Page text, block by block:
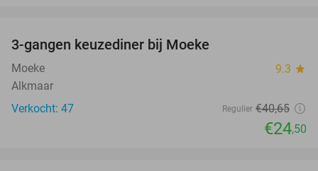
3-gangen keuzediner bij Moeke
Moeke 9.3 star
Alkmaar
Verkocht: 47
Regulier €40,65
€24,50